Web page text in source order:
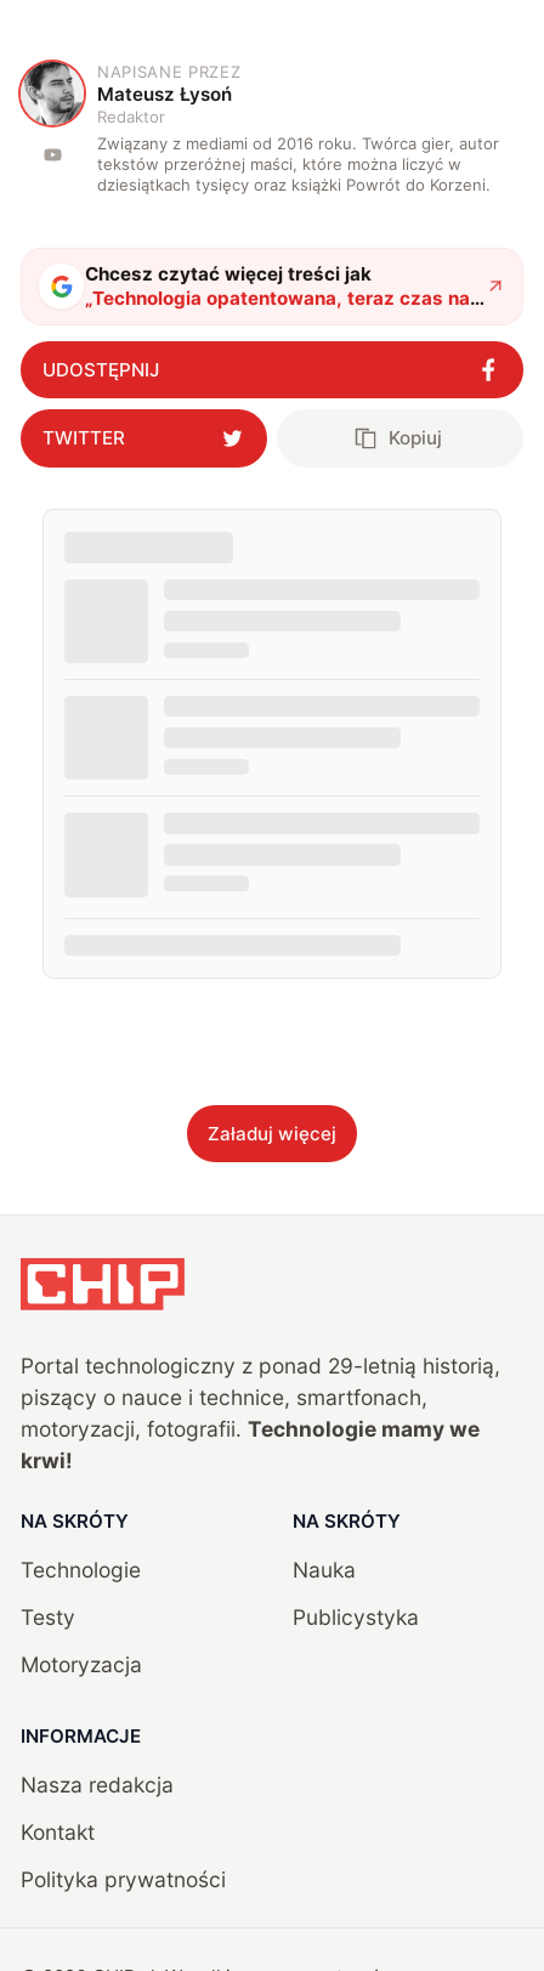
M
NAPISANE PRZEZ
Mateusz Łysoń
Redaktor
Związany z mediami od 2016 roku. Twórca gier, autor
tekstów przeróżnej maści, które można liczyć w
dziesiątkach tysięcy oraz książki Powrót do Korzeni.
Chcesz czytać więcej treści jak
„Technologia opatentowana, teraz czas na
czerpanie energii z fal oceanicznych
elastycznymi konwerterami"?
UDOSTĘPNIJ
TWITTER Kopiuj
Załaduj więcej
Portal technologiczny z ponad 29-letnią historią,
piszący o nauce i technice, smartfonach,
motoryzacji, fotografii. Technologie mamy we
krwi!
NA SKRÓTY
Technologie
Testy
Motoryzacja
NA SKRÓTY
Nauka
Publicystyka
INFORMACJE
Nasza redakcja
Kontakt
Polityka prywatności